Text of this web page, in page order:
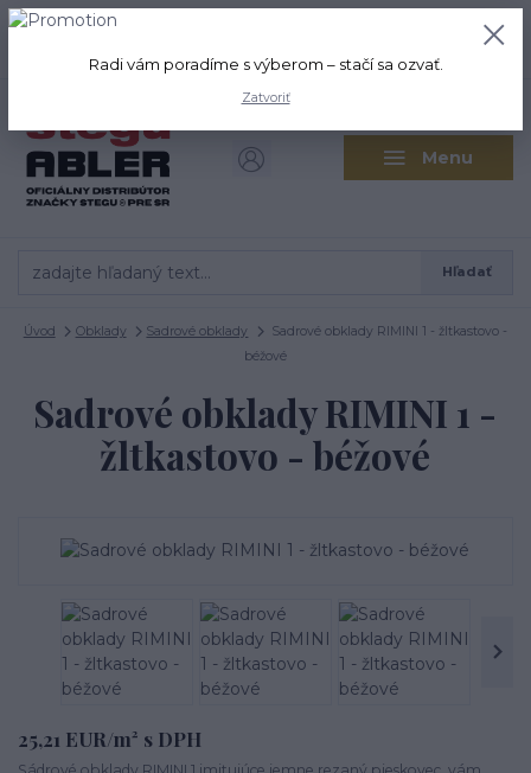
Menu
Hľadať
+421 917 280 411
0,00 EUR
Úvod Obklady Sadrové obklady
Sadrové obklady RIMINI 1 - žltkastovo -
béžové
Sadrové obklady RIMINI 1 -
žltkastovo - béžové
25,21 EUR/m² s DPH
Radi vám poradíme s výberom – stačí sa ozvať.
Zatvoriť